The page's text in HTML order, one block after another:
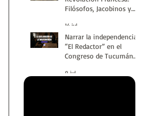
Filósofos, Jacobinos y
Historia
14 jul
Narrar la independencia:
“El Redactor” en el
Congreso de Tucumán
Huellas de la Historia
9 jul